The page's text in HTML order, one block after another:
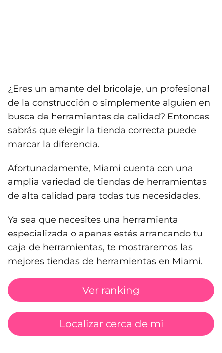
¿Eres un amante del bricolaje, un profesional
de la construcción o simplemente alguien en
busca de herramientas de calidad? Entonces
sabrás que elegir la tienda correcta puede
marcar la diferencia.
Afortunadamente, Miami cuenta con una
amplia variedad de tiendas de herramientas
de alta calidad para todas tus necesidades.
Ya sea que necesites una herramienta
especializada o apenas estés arrancando tu
caja de herramientas, te mostraremos las
mejores tiendas de herramientas en Miami.
Ver ranking
Localizar cerca de mi